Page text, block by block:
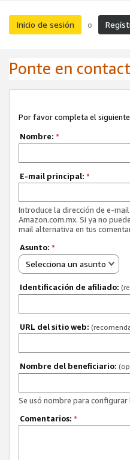
Inicio de sesión o
Ponte en
Por favor completa el
Nombre: *
E-mail principal: *
Introduce la dirección de e-
Amazon.com.mx. Si ya no
mail alternativa en tus
Asunto: *
Selecciona un asunto
Identificación de afiliado:
URL del sitio web:
Nombre del beneficiario:
Se usó nombre para configurar
Comentarios: *